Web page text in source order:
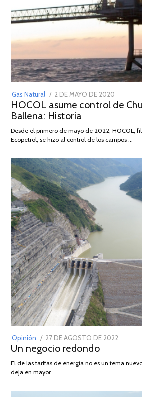
Gas Natural
POSTED
ON
2 DE MAYO DE 2020
DE
2026
HOCOL asume control de
Ballena: Historia
Desde el primero de mayo de 2022, HOCOL,
Ecopetrol, se hizo al control de los campos …
Opinión
POSTED
ON
27 DE AGOSTO DE 2022
DE
Un negocio redondo
El de las tarifas de energía no es un tema
deja en mayor …